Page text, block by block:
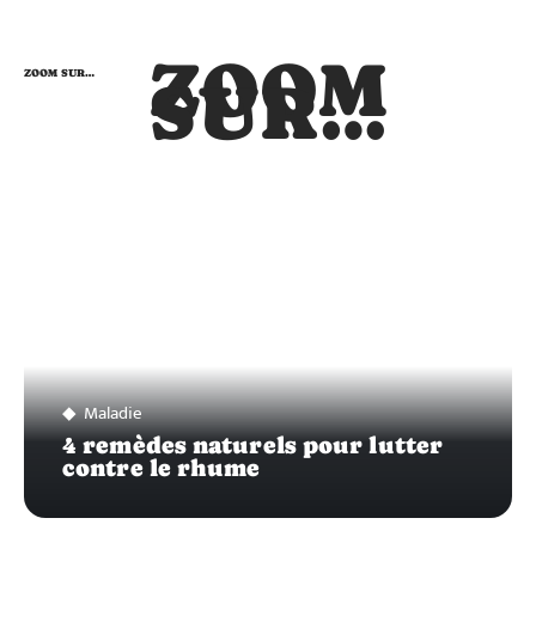
ZOOM
SUR…
ZOOM SUR…
Maladie
4 remèdes naturels pour lutter
contre le rhume